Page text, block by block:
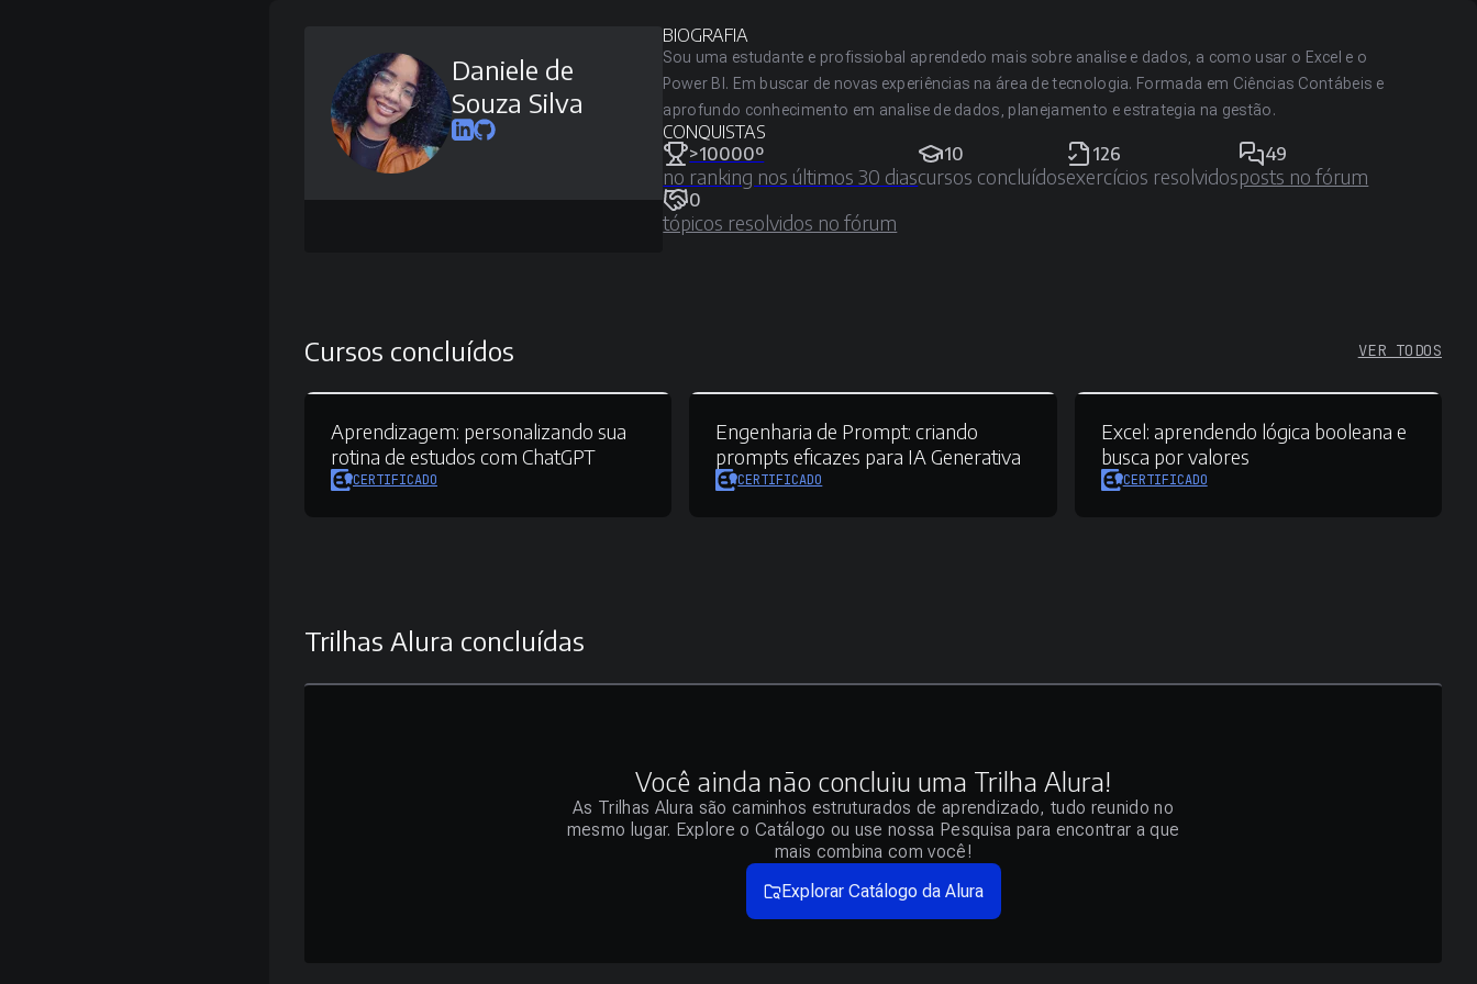
Daniele de
Souza Silva
BIOGRAFIA
Sou uma estudante e profissiobal aprendedo mais sobre analise e dados, a como usar o Excel e o
Power BI. Em buscar de novas experiências na área de tecnologia. Formada em Ciências Contábeis e
aprofundo conhecimento em analise de dados, planejamento e estrategia na gestão.
CONQUISTAS
>10000º
no ranking nos últimos 30 dias
10
cursos concluídos
126
exercícios resolvidos
49
posts no fórum
0
tópicos resolvidos no fórum
Cursos concluídos VER TODOS
Aprendizagem: personalizando sua
rotina de estudos com ChatGPT
CERTIFICADO
Engenharia de Prompt: criando
prompts eficazes para IA Generativa
CERTIFICADO
Excel: aprendendo lógica booleana e
busca por valores
CERTIFICADO
Trilhas Alura concluídas
Você ainda não concluiu uma Trilha Alura!
As Trilhas Alura são caminhos estruturados de aprendizado, tudo reunido no
mesmo lugar. Explore o Catálogo ou use nossa Pesquisa para encontrar a que
mais combina com você!
Explorar Catálogo da Alura